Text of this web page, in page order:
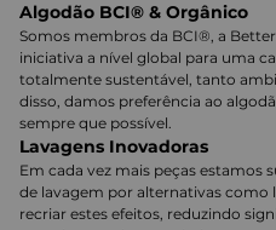
Algodão BCI® & Orgânico
Somos membros da BCI®, a
iniciativa a nível global para uma
totalmente sustentável, tanto
disso, damos preferência ao
sempre que possível.
Lavagens Inovadoras
Em cada vez mais peças
de lavagem por alternativas como
recriar estes efeitos, reduzindo